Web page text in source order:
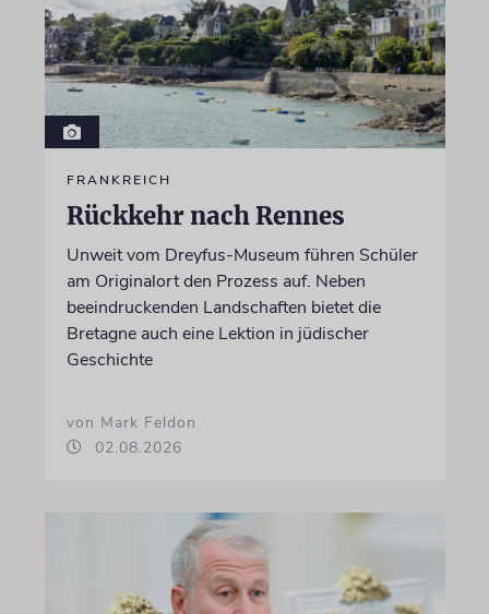
FRANKREICH
Rückkehr nach Rennes
Unweit vom Dreyfus-Museum führen Schüler
am Originalort den Prozess auf. Neben
beeindruckenden Landschaften bietet die
Bretagne auch eine Lektion in jüdischer
Geschichte
von Mark Feldon
02.08.2026